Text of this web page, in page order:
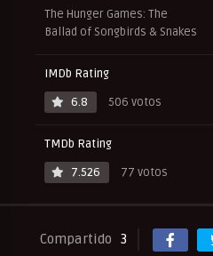
The Hunger Games: The
Ballad of Songbirds & Snakes
IMDb Rating
6.8
506 votos
TMDb Rating
7.526
77 votos
Compartido 3